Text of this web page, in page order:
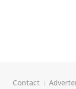
Contact